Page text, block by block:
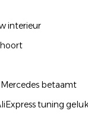
interieur
betaamt
tuning